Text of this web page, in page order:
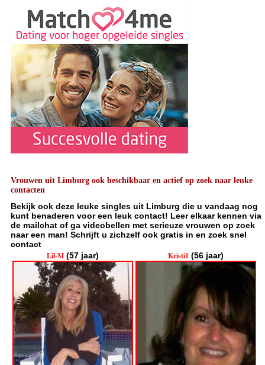
Vrouwen uit Limburg ook beschikbaar en actief op zoek naar leuke
contacten
Bekijk ook deze leuke singles uit Limburg die u vandaag nog
kunt benaderen voor een leuk contact! Leer elkaar kennen via
de mailchat of ga videobellen met serieuze vrouwen op zoek
naar een man! Schrijft u zichzelf ook gratis in en zoek snel
contact
Lil-M (57 jaar) Kristi1 (56 jaar)